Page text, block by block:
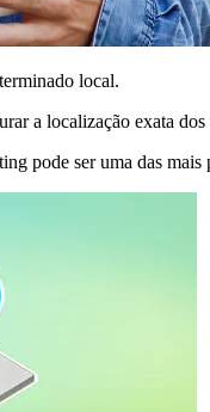
local.
a localização exata
pode ser uma das mais